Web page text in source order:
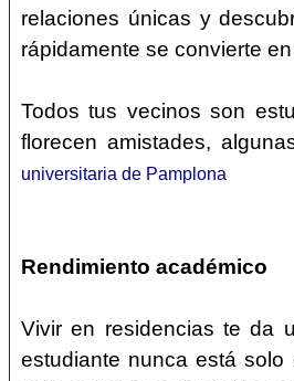
relaciones únicas y
rápidamente se convierte
Todos tus vecinos son
florecen amistades,
universitaria de Pamplona
Rendimiento académico
Vivir en residencias te da
estudiante nunca está